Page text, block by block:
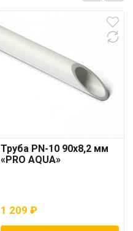
Труба PN-10 90х8,2 мм
«PRO AQUA»
1 209₽